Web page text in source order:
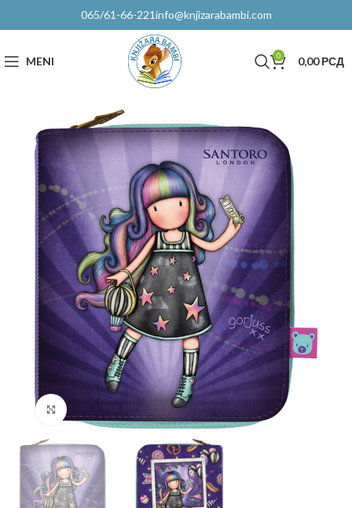
065/61-66-221info@knjizarabambi.com
MENI 0 0,00РСД
Kliknite za uvećanje